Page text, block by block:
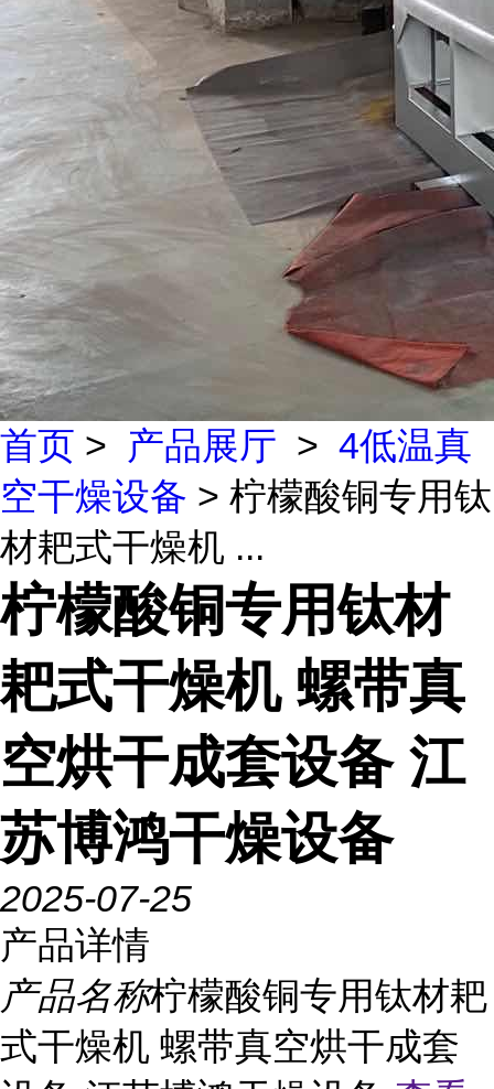
首页 > 产品展厅 > 4低温真
空干燥设备 > 柠檬酸铜专用钛
材耙式干燥机 ...
柠檬酸铜专用钛材
耙式干燥机 螺带真
空烘干成套设备 江
苏博鸿干燥设备
2025-07-25
产品详情
产品名称柠檬酸铜专用钛材耙
式干燥机 螺带真空烘干成套